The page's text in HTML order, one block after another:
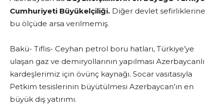
Cumhuriyeti Büyükelçiliği. Diğer devlet sefirliklerine
bu ölçüde arsa verilmemiş.
Bakü- Tiflis- Ceyhan petrol boru hatları, Türkiye’ye
ulaşan gaz ve demiryollarının yapılması Azerbaycanlı
kardeşlerimiz için övünç kaynağı. Socar vasıtasıyla
Petkim tesislerinin büyütülmesi Azerbaycan’ın en
büyük dış yatırımı.